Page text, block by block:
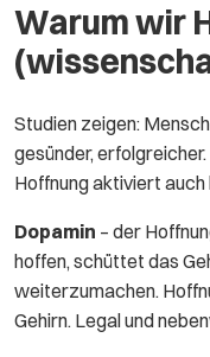
Warum wir
Studien zeigen:
gesünder,
Hoffnung aktiviert auch
Dopamin – der
hoffen, schüttet das
weiterzumachen.
Gehirn. Legal und